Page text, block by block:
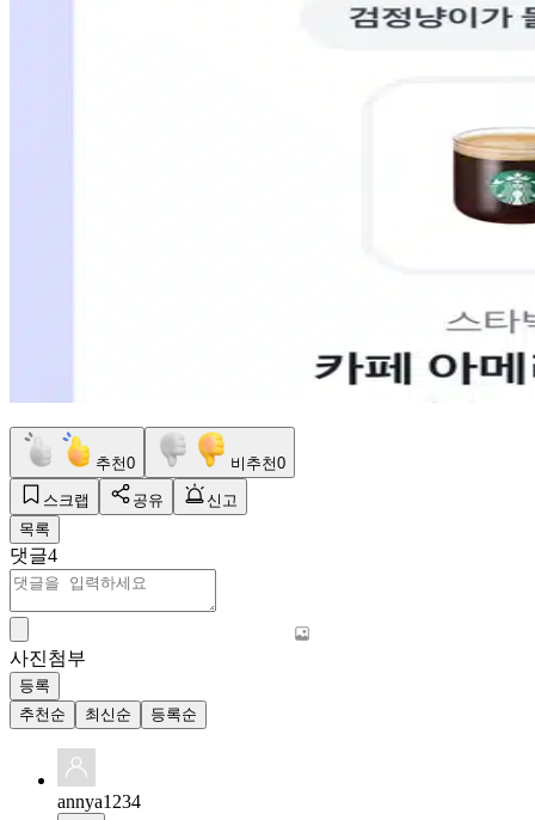
추천0 비추천0
스크랩 공유
신고
목록
댓글4
사진첨부
등록
추천순
최신순 등록순
annya1234